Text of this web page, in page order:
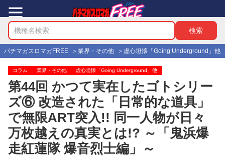
パチマガスロマガFREE 業界・その他 虚心坦懐「Going Underground」他
コラム 業界・その他 虚心坦懐「Going Underground」他
第44回 かつて実在したゴトシリー
ズ⑥ 改造された「日常的な道具」
で無限ART突入!! 同一人物が日々
万枚越えの真実とは!? ～「鬼浜爆
走紅蓮隊 爆音烈士編」～